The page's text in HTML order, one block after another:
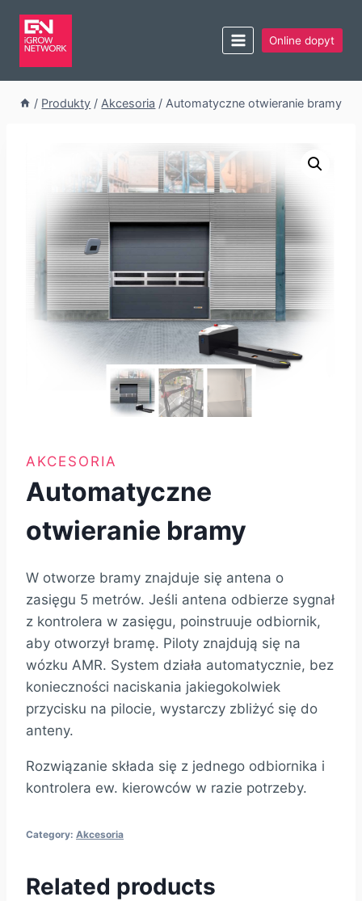
Online dopyt
/ Produkty / Akcesoria / Automatyczne otwieranie bramy
AKCESORIA
Automatyczne
otwieranie bramy
W otworze bramy znajduje się antena o
zasięgu 5 metrów. Jeśli antena odbierze sygnał
z kontrolera w zasięgu, poinstruuje odbiornik,
aby otworzył bramę. Piloty znajdują się na
wózku AMR. System działa automatycznie, bez
konieczności naciskania jakiegokolwiek
przycisku na pilocie, wystarczy zbliżyć się do
anteny.
Rozwiązanie składa się z jednego odbiornika i
kontrolera ew. kierowców w razie potrzeby.
Category: Akcesoria
Related products